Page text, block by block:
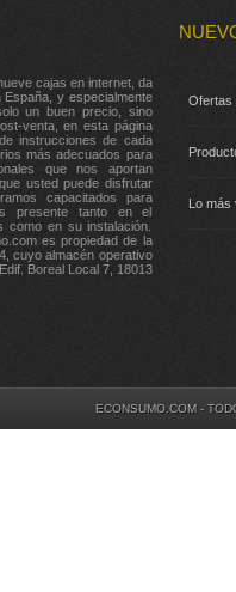
cajas en internet, da
y especialmente
un buen precio, sino
venta, en esta página
instrucciones de cada
más adecuados para
que nos aportan
usted puede disfrutar
capacitados para
presente tanto en el
como en su instalación.
es propiedad de la
cuyo almacén operativo
Boreal Local 7, 18013
Ofertas
Lo más
ECONSUMO.COM -